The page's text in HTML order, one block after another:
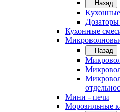
Назад
Кухонные
Назад
Мини - печи
Морозильные